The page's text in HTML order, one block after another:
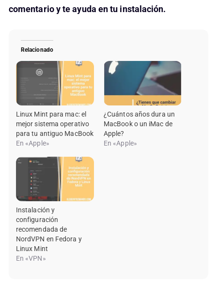
comentario y te ayuda en tu instalación.
Relacionado
Linux Mint para mac: el
mejor sistema operativo
para tu antiguo MacBook
En «Apple»
¿Cuántos años dura un
MacBook o un iMac de
Apple?
En «Apple»
Instalación y
configuración
recomendada de
NordVPN en Fedora y
Linux Mint
En «VPN»